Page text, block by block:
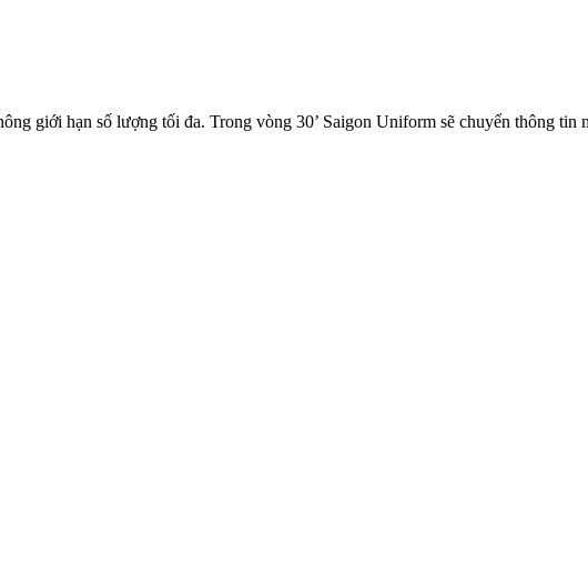
giới hạn số lượng tối đa. Trong vòng 30’ Saigon Uniform sẽ chuyển thông tin